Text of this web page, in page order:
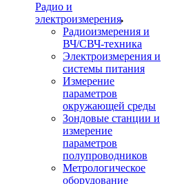
Радио и
электроизмерения
Радиоизмерения и
ВЧ/СВЧ-техника
Электроизмерения и
системы питания
Измерение
параметров
окружающей среды
Зондовые станции и
измерение
параметров
полупроводников
Метрологическое
оборудование